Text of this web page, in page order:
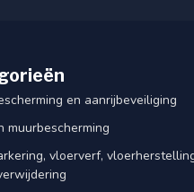
en aanrijbeveiliging
muurbescherming
vloerverf,